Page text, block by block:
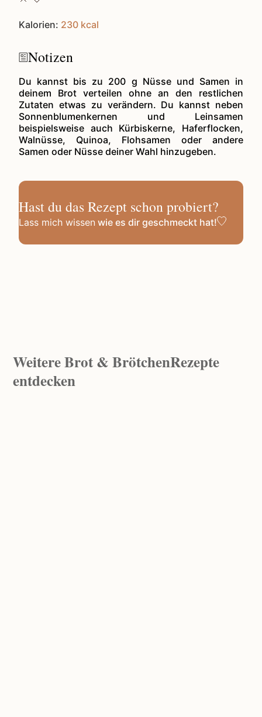
Kalorien: 230 kcal
Notizen
Du kannst bis zu 200 g Nüsse und Samen in
deinem Brot verteilen ohne an den restlichen
Zutaten etwas zu verändern. Du kannst neben
Sonnenblumenkernen und Leinsamen
beispielsweise auch Kürbiskerne, Haferflocken,
Walnüsse, Quinoa, Flohsamen oder andere
Samen oder Nüsse deiner Wahl hinzugeben.
Hast du das Rezept schon probiert?
Lass mich wissen wie es dir geschmeckt hat!
WeitereBrot & BrötchenRezepte
entdecken